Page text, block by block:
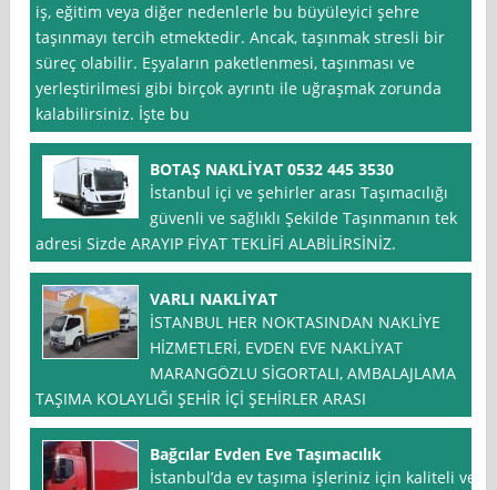
iş, eğitim veya diğer nedenlerle bu büyüleyici şehre
taşınmayı tercih etmektedir. Ancak, taşınmak stresli bir
süreç olabilir. Eşyaların paketlenmesi, taşınması ve
yerleştirilmesi gibi birçok ayrıntı ile uğraşmak zorunda
kalabilirsiniz. İşte bu
BOTAŞ NAKLİYAT 0532 445 3530
İstanbul içi ve şehirler arası Taşımacılığı
güvenli ve sağlıklı Şekilde Taşınmanın tek
adresi Sizde ARAYIP FİYAT TEKLİFİ ALABİLİRSİNİZ.
VARLI NAKLİYAT
İSTANBUL HER NOKTASINDAN NAKLİYE
HİZMETLERİ, EVDEN EVE NAKLİYAT
MARANGÖZLU SİGORTALI, AMBALAJLAMA
TAŞIMA KOLAYLIĞI ŞEHİR İÇİ ŞEHİRLER ARASI
Bağcılar Evden Eve Taşımacılık
İstanbul’da ev taşıma işleriniz için kaliteli ve